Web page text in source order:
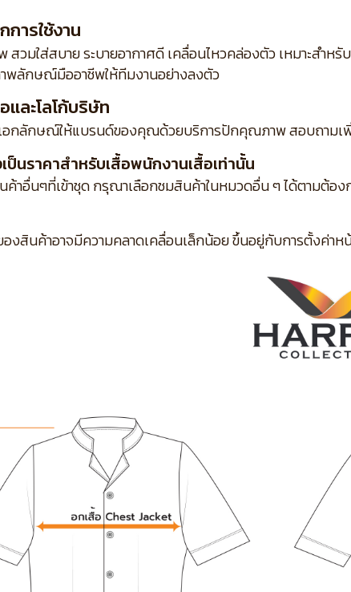
ารใช้งาน
สวมใส่สบาย ระบายอากาศดี เคลื่อนไหวคล่องตัว เหมาะสำ
พลักษณ์มืออาชีพให้ทีมงานอย่างลงตัว
ละโลโก้บริษัท
อกลักษณ์ให้แบรนด์ของคุณด้วยบริการปักคุณภาพ สอบถามเพิ่
ป็นราคาสำหรับเสื้อพนักงานเสื้อเท่านั้น
ค้าอื่นๆที่เข้าชุด กรุณาเลือกชมสินค้าในหมวดอื่น ๆ ได้ตามต้อง
งสินค้าอาจมีความคลาดเคลื่อนเล็กน้อย ขึ้นอยู่กับการตั้งค่าห